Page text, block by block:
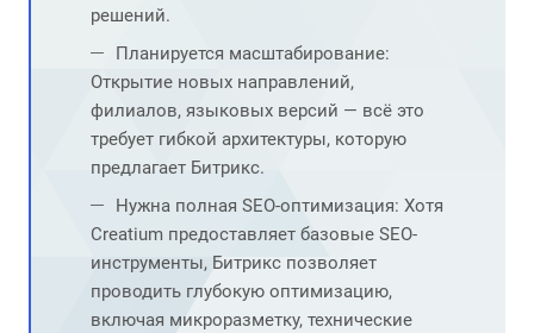
решений.
Планируется масштабирование:
Открытие новых направлений,
филиалов, языковых версий — всё это
требует гибкой архитектуры, которую
предлагает Битрикс.
Нужна полная SEO-оптимизация: Хотя
Creatium предоставляет базовые SEO-
инструменты, Битрикс позволяет
проводить глубокую оптимизацию,
включая микроразметку, технические